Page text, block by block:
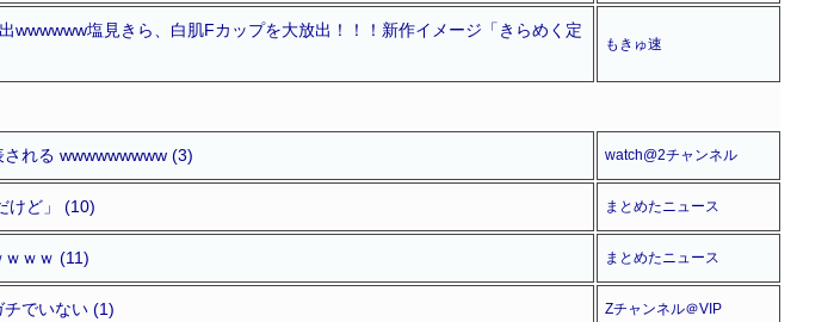
wwwwww塩見きら、白肌Fカップを大放出！！！新作イメージ「きらめく定
もきゅ速
れる wwwwwwwww (3) watch@2チャンネル
けど」 (10) まとめたニュース
ｗｗｗ (11) まとめたニュース
チでいない (1) Zチャンネル＠VIP